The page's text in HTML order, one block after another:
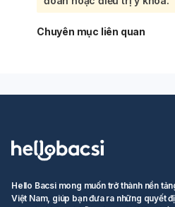
Chuyên mục liên quan
Hello Bacsi mong muốn trở thành nền
Việt Nam, giúp bạn đưa ra những quyết